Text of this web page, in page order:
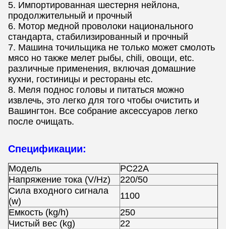
5. Импортированная шестерня нейлона,
продолжительный и прочный
6. Мотор медной проволоки национального
стандарта, стабилизированный и прочный
7. Машина точильщика не только может смолоть
мясо но также мелет рыбы, chili, овощи, etc.
различные применения, включая домашние
кухни, гостиницы и рестораны etc.
8. Меля поднос головы и питаться можно
извлечь, это легко для того чтобы очистить и
Вашингтон. Все собрание аксессуаров легко
после очищать.
Спецификации:
Модель
PC22A
Напряжение тока (V/Hz)
220/50
Сила входного сигнала
(w)
1100
Емкость (kg/h)
250
Чистый вес (kg)
22